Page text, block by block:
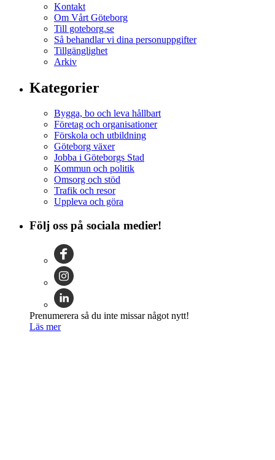
Kontakt
Om Vårt Göteborg
Till goteborg.se
Så behandlar vi dina personuppgifter
Tillgänglighet
Arkiv
Kategorier
Bygga, bo och leva hållbart
Företag och organisationer
Förskola och utbildning
Göteborg växer
Jobba i Göteborgs Stad
Kommun och politik
Omsorg och stöd
Trafik och resor
Uppleva och göra
Följ oss på sociala medier!
Prenumerera så du inte missar något nytt!
Läs mer